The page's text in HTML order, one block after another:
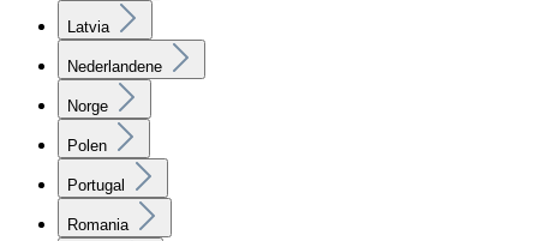
Latvia
Nederlandene
Norge
Polen
Portugal
Romania